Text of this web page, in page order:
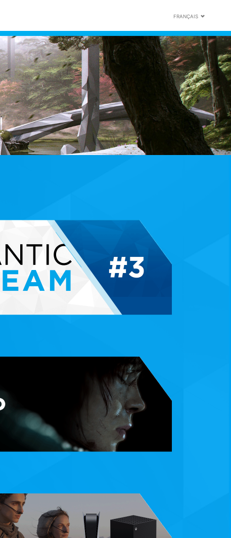
FRANÇAIS